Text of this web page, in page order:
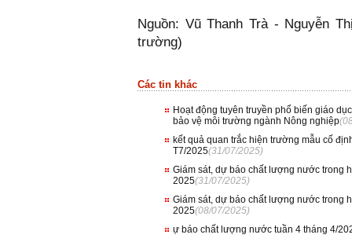
Nguồn: Vũ Thanh Trà - Nguyễn
trường)
Các tin khác
Hoạt động tuyên truyền phổ biến giáo
bảo vệ môi trường ngành Nông nghiệp
kết quả quan trắc hiện trường mẫu cố
T7/2025(31/07/2025)
Giám sát, dự báo chất lượng nước trong
2025(31/07/2025)
Giám sát, dự báo chất lượng nước trong
2025(08/07/2025)
ự báo chất lượng nước tuần 4 tháng 4/